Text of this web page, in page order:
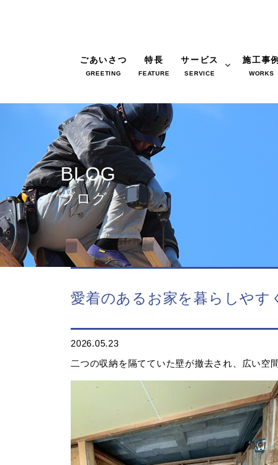
ごあいさつ
GREETING
特長
FEATURE
サービス
SERVICE
施工事例
WORKS
BLOG
ブログ
愛着のあるお家を暮らしやす
2026.05.23
二つの収納を隔てていた壁が撤去され、広い空